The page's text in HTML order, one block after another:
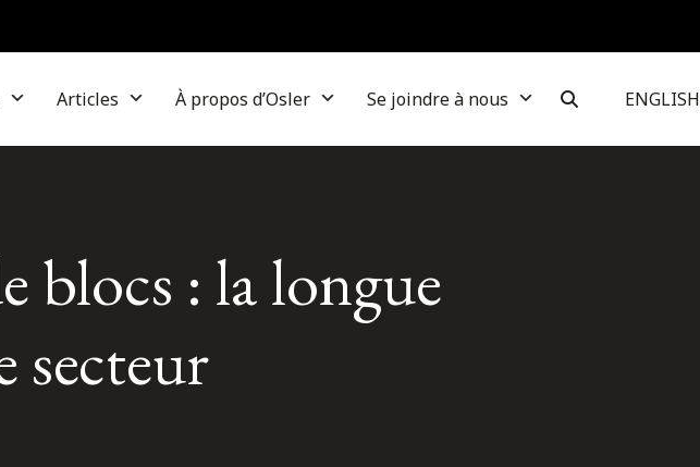
Articles À propos d’Osler Se joindre à nous ENGLISH
blocs : la longue
secteur